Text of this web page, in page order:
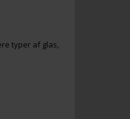
typer af glas,